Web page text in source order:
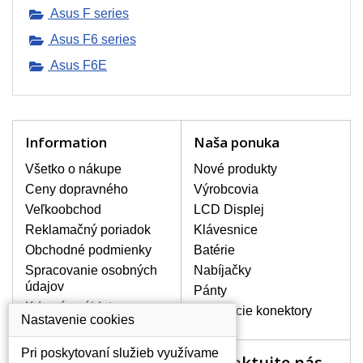
napr. na cesty alebo pre prácu na
nájdete sieťové adaptéry od všetkých
možných výrobcov notebookov.
SIEŤOVÉ ADAPTÉRY S
CERTIFIKÁTOM KVALITY.
certifikátom kvality CE, ROHS.
Adaptéry sú vybavené feritovým
filtrom a kvalitným zabezpečením
proti prehriatiu, prepätiu a
preťaženiu.
AKO VYBRAŤ TEN SPRÁVNY?
Na našich webových stránkach nesmie
chýbať okienko vyhľadávania, vďaka
ktorému nájdete nabíjačku priamo pre Váš
notebook. Ďalej sú dôležité hodnoty
V(Volty), A(Ampéry) a W (Watty), ktoré sú
Asus F series
Asus F6 series
Asus F6E
Information
Všetko o nákupe
Ceny dopravného
Veľkoobchod
Reklamačný poriadok
Obchodné podmienky
Spracovanie osobných
údajov
Kde nás nájdete
Naša ponuka
Nové produkty
Výrobcovia
LCD Displej
Klávesnice
Batérie
Nabíjačky
Pánty
Napájacie konektory
Nastavenie cookies
Pri poskytovaní služieb využívame